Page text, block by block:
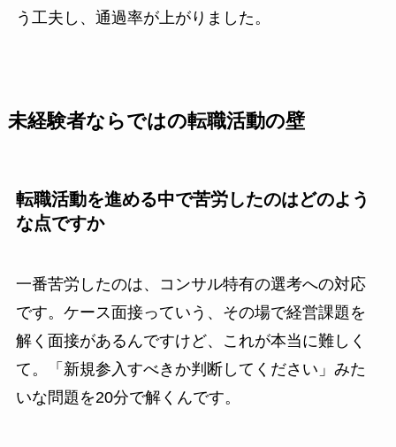
う工夫し、通過率が上がりました。
未経験者ならではの転職活動の壁
転職活動を進める中で苦労したのはどのよう
な点ですか
一番苦労したのは、コンサル特有の選考への対応
です。ケース面接っていう、その場で経営課題を
解く面接があるんですけど、これが本当に難しく
て。「新規参入すべきか判断してください」みた
いな問題を20分で解くんです。